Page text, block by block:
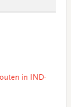
in IND-